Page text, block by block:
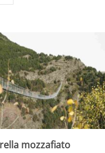
mozzafiato